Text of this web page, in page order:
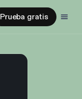
Prueba gratis